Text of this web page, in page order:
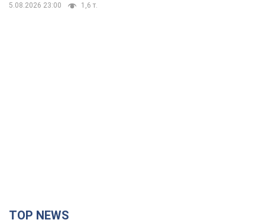
5.08.2026 23:00 1,6 т.
TOP NEWS